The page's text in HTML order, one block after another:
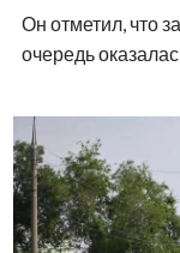
Он отметил, что
очередь